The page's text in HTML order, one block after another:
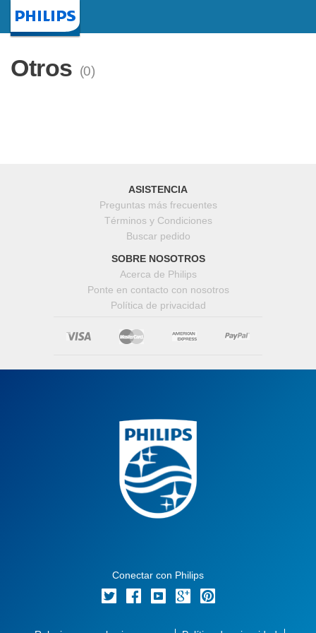
Otros (0)
ASISTENCIA
Preguntas más frecuentes
Términos y Condiciones
Buscar pedido
SOBRE NOSOTROS
Acerca de Philips
Ponte en contacto con nosotros
Política de privacidad
Conectar con Philips